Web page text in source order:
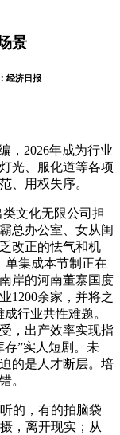
景
经济日报
2026年成为行业
光、服化道等各项
、用权失序。
文化无限公司担
总办公室、女从闺
改正的怯气和机
单集成本节制正在
岸的河南董寨国度
1200余家，并将之
行业共性难题。
，出产效率实现指
”实人短剧。未
的是人才断层。培
。
的，有的拍脑袋
，离开现实；从